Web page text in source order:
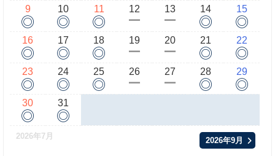
9
◎
10
◎
11
◎
12
ー
13
ー
14
◎
15
◎
16
◎
17
◎
18
◎
19
ー
20
ー
21
◎
22
◎
23
◎
24
◎
25
◎
26
ー
27
ー
28
◎
29
◎
30
◎
31
◎
2026年7月 2026年9月